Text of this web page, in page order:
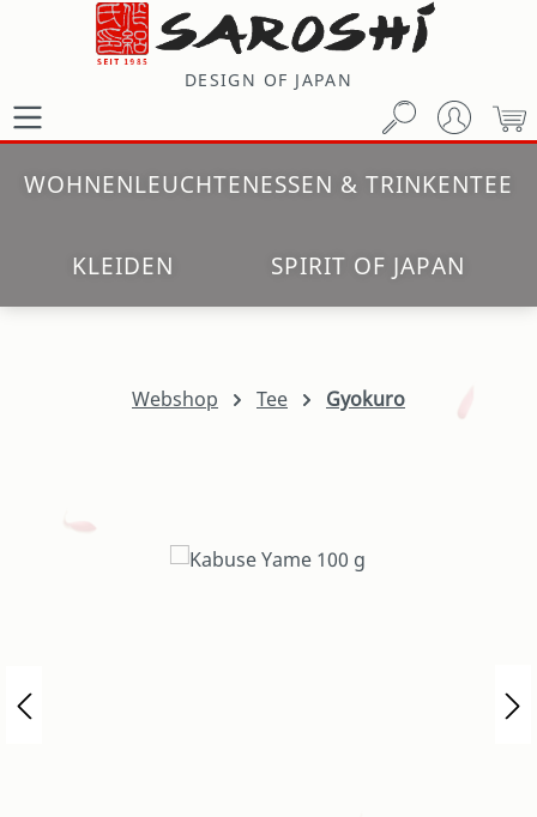
Zum Hauptinhalt springen
DESIGN OF JAPAN
WOHNENLEUCHTENESSEN & TRINKENTEE
KLEIDEN SPIRIT OF JAPAN
Webshop Tee Gyokuro
Bildergalerie überspringen